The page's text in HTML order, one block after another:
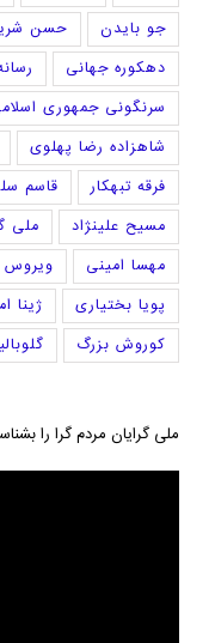
جو بایدن
حسن
دهکوره جهانی
سرنگونی جمهوری
شاهزاده رضا پهلوی
فرقه تبهکار
قاسم
مسیح علینژاد
ملی
مهسا امینی
ویروس
پویا بختیاری
ژینا
کوروش بزرگ
ملی گرایان مردم گرا را